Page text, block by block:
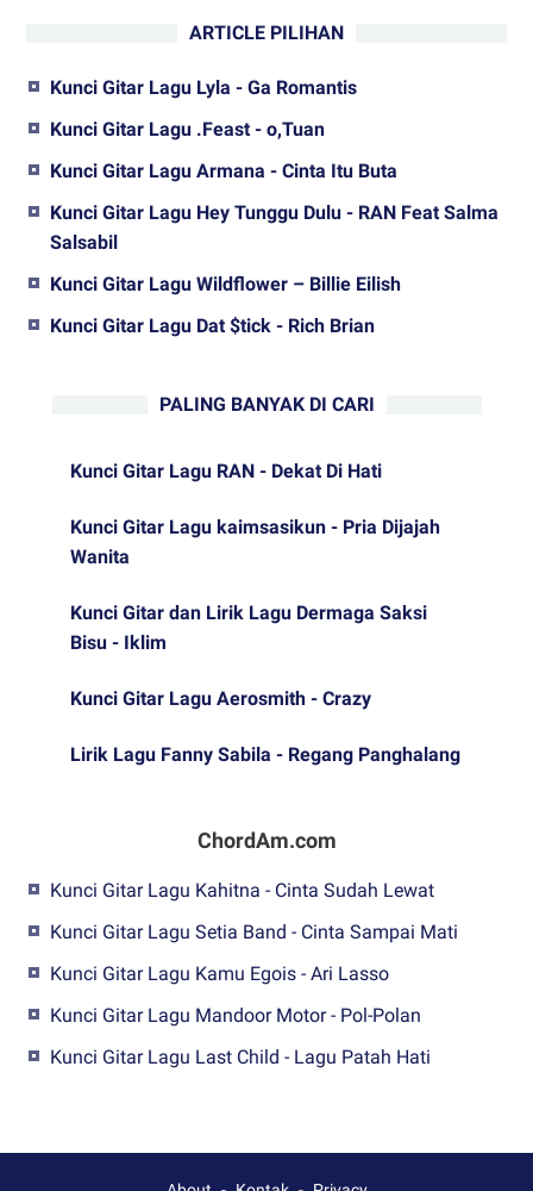
ARTICLE PILIHAN
Kunci Gitar Lagu Lyla - Ga Romantis
Kunci Gitar Lagu .Feast - o,Tuan
Kunci Gitar Lagu Armana - Cinta Itu Buta
Kunci Gitar Lagu Hey Tunggu Dulu - RAN Feat Salma
Salsabil
Kunci Gitar Lagu Wildflower – Billie Eilish
Kunci Gitar Lagu Dat $tick - Rich Brian
PALING BANYAK DI CARI
Kunci Gitar Lagu RAN - Dekat Di Hati
Kunci Gitar Lagu kaimsasikun - Pria Dijajah
Wanita
Kunci Gitar dan Lirik Lagu Dermaga Saksi
Bisu - Iklim
Kunci Gitar Lagu Aerosmith - Crazy
Lirik Lagu Fanny Sabila - Regang Panghalang
ChordAm.com
Kunci Gitar Lagu Kahitna - Cinta Sudah Lewat
Kunci Gitar Lagu Setia Band - Cinta Sampai Mati
Kunci Gitar Lagu Kamu Egois - Ari Lasso
Kunci Gitar Lagu Mandoor Motor - Pol-Polan
Kunci Gitar Lagu Last Child - Lagu Patah Hati